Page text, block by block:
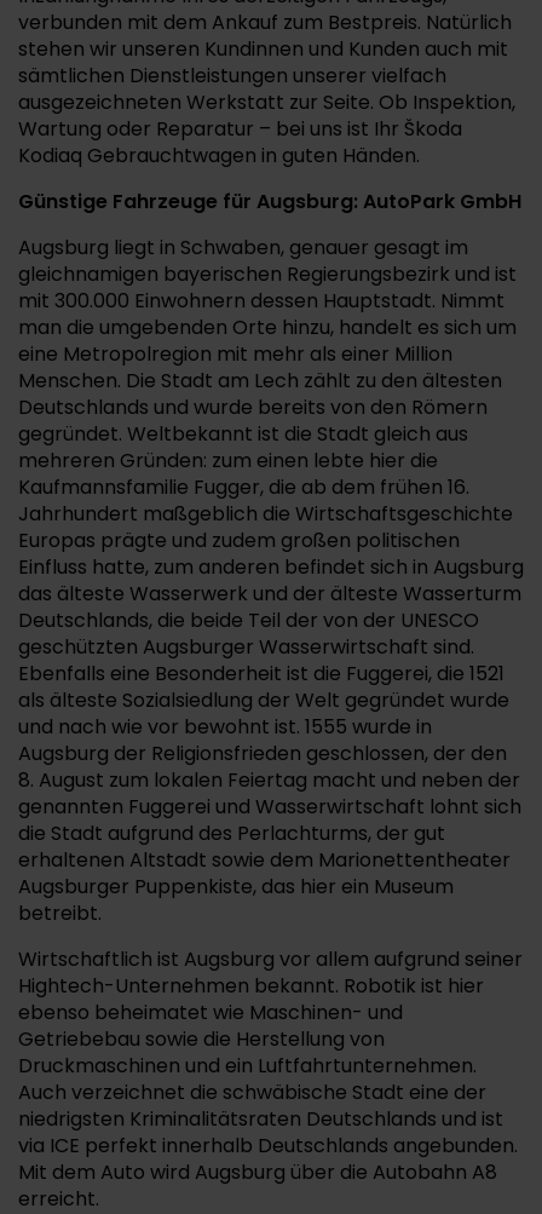
verbunden mit dem Ankauf zum Bestpreis. Natürlich
stehen wir unseren Kundinnen und Kunden auch mit
sämtlichen Dienstleistungen unserer vielfach
ausgezeichneten Werkstatt zur Seite. Ob Inspektion,
Wartung oder Reparatur – bei uns ist Ihr Škoda
Kodiaq Gebrauchtwagen in guten Händen.
Günstige Fahrzeuge für Augsburg: AutoPark GmbH
Augsburg liegt in Schwaben, genauer gesagt im
gleichnamigen bayerischen Regierungsbezirk und ist
mit 300.000 Einwohnern dessen Hauptstadt. Nimmt
man die umgebenden Orte hinzu, handelt es sich um
eine Metropolregion mit mehr als einer Million
Menschen. Die Stadt am Lech zählt zu den ältesten
Deutschlands und wurde bereits von den Römern
gegründet. Weltbekannt ist die Stadt gleich aus
mehreren Gründen: zum einen lebte hier die
Kaufmannsfamilie Fugger, die ab dem frühen 16.
Jahrhundert maßgeblich die Wirtschaftsgeschichte
Europas prägte und zudem großen politischen
Einfluss hatte, zum anderen befindet sich in Augsburg
das älteste Wasserwerk und der älteste Wasserturm
Deutschlands, die beide Teil der von der UNESCO
geschützten Augsburger Wasserwirtschaft sind.
Ebenfalls eine Besonderheit ist die Fuggerei, die 1521
als älteste Sozialsiedlung der Welt gegründet wurde
und nach wie vor bewohnt ist. 1555 wurde in
Augsburg der Religionsfrieden geschlossen, der den
8. August zum lokalen Feiertag macht und neben der
genannten Fuggerei und Wasserwirtschaft lohnt sich
die Stadt aufgrund des Perlachturms, der gut
erhaltenen Altstadt sowie dem Marionettentheater
Augsburger Puppenkiste, das hier ein Museum
betreibt.
Wirtschaftlich ist Augsburg vor allem aufgrund seiner
Hightech-Unternehmen bekannt. Robotik ist hier
ebenso beheimatet wie Maschinen- und
Getriebebau sowie die Herstellung von
Druckmaschinen und ein Luftfahrtunternehmen.
Auch verzeichnet die schwäbische Stadt eine der
niedrigsten Kriminalitätsraten Deutschlands und ist
via ICE perfekt innerhalb Deutschlands angebunden.
Mit dem Auto wird Augsburg über die Autobahn A8
erreicht.